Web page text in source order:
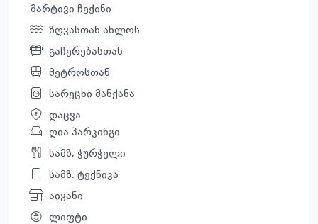
მარტივი ჩექინი
ზღვასთან ახლოს
გაჩერებასთან
მეტროსთან
სარეცხი მანქანა
დაცვა
ღია პარკინგი
სამზ. ჭურჭელი
სამზ. ტექნიკა
აივანი
ლიფტი